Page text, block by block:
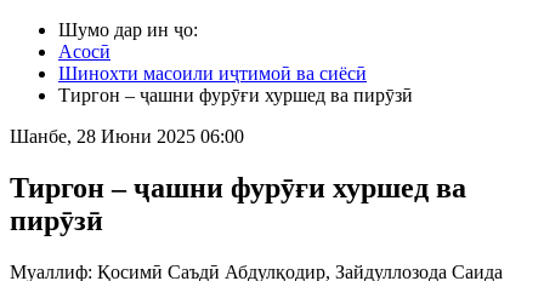
Шумо дар ин ҷо:
Асосӣ
Шинохти масоили иҷтимоӣ ва сиёсӣ
Тиргон – ҷашни фурӯғи хуршед ва пирӯзӣ
Шанбе, 28 Июни 2025 06:00
Тиргон – ҷашни фурӯғи хуршед ва
пирӯзӣ
Муаллиф: Қосимӣ Саъдӣ Абдулқодир, Зайдуллозода Саида